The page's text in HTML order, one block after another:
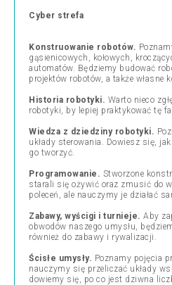
Cyber strefa
Konstruowanie robotów.
gąsienicowych, kołowych,
automatów. Będziemy budować
projektów robotów, a także własne
Historia robotyki. Warto nieco
robotyki, by lepiej praktykować tę
Wiedza z dziedziny robotyki.
układy sterowania. Dowiesz się,
go tworzyć.
Programowanie. Stworzone
starali się ożywić oraz zmusić do
poleceń, ale nauczymy je działać
Zabawy, wyścigi i turnieje. Aby
obwodów naszego umysłu,
również do zabawy i rywalizacji.
Ścisłe umysły. Poznamy pojęcia
nauczymy się przeliczać układy
dowiemy się, po co jest dziwna